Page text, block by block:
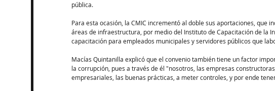
pública.
Para esta ocasión, la CMIC incrementó al doble sus aportaciones, que
áreas de infraestructura, por medio del Instituto de Capacitación de la
capacitación para empleados municipales y servidores públicos que
Macías Quintanilla explicó que el convenio también tiene un factor
la corrupción, pues a través de él "nosotros, las empresas
empresariales, las buenas prácticas, a meter controles, y por ende